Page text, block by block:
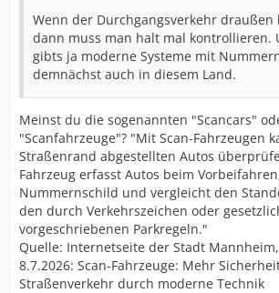
Wenn der Durchgangsverkehr draußen
dann muss man halt mal kontrollieren.
gibts ja moderne Systeme mit
demnächst auch in diesem Land.
Meinst du die sogenannten "Scancars"
"Scanfahrzeuge"? "Mit Scan-Fahrzeugen
Straßenrand abgestellten Autos
Fahrzeug erfasst Autos beim
Nummernschild und vergleicht den
den durch Verkehrszeichen oder
vorgeschriebenen Parkregeln."
Quelle: Internetseite der Stadt
8.7.2026: Scan-Fahrzeuge: Mehr
Straßenverkehr durch moderne Technik